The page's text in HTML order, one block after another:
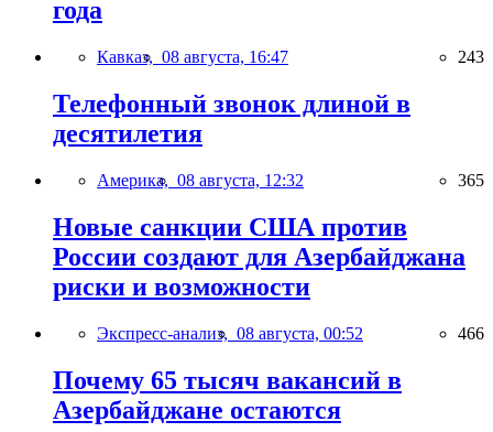
года
Кавказ, 08 августа, 16:47 243
Телефонный звонок длиной в
десятилетия
Америка, 08 августа, 12:32 365
Новые санкции США против
России создают для Азербайджана
риски и возможности
Экспресс-анализ, 08 августа, 00:52 466
Почему 65 тысяч вакансий в
Азербайджане остаются